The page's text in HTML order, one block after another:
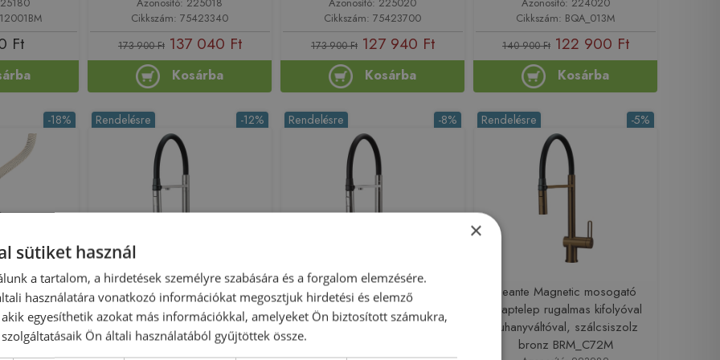
Ft
Cikkszám: 75423340
173 900 Ft 137 040 Ft
Kosárba
Cikkszám: 75423700
173 900 Ft 127 940 Ft
Kosárba
Cikkszám: BQA_013M
140 900 Ft 122 900 Ft
Kosárba
-18%
alaptest
-12%
Rendelésre
Deante Magnetic mosogató
csaptelep rugalmas kifolyóval
vízszűrő csatlakozóval, szálcsiszolt
acél BRM_F75M
-8%
Rendelésre
Deante Magnetic mosogató
csaptelep rugalmas kifolyóval
vízszűrő csatlakozóval, króm
-5%
Rendelésre
Deante Magnetic mosogató
csaptelep rugalmas kifolyóval
zuhanyváltóval, szálcsiszolz
bronz BRM_C72M
×
sütiket használ
a tartalom, a hirdetések személyre szabására és a forgalom elemzésére.
használatára vonatkozó információkat megosztjuk hirdetési és elemző
egyesíthetik azokat más információkkal, amelyeket Ön biztosított számukra,
Ön általi használatából gyűjtöttek össze.